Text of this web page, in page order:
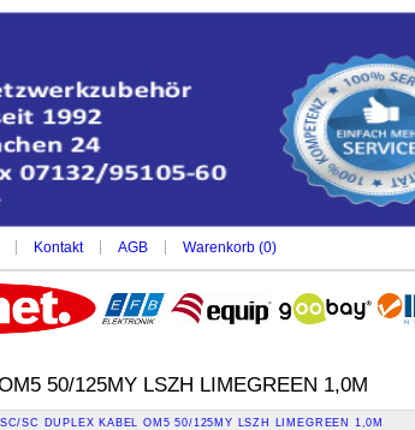
Kontakt AGB Warenkorb (0)
50/125MY LSZH LIMEGREEN 1,0M
SC/SC DUPLEX KABEL OM5 50/125MY LSZH LIMEGREEN 1,0M